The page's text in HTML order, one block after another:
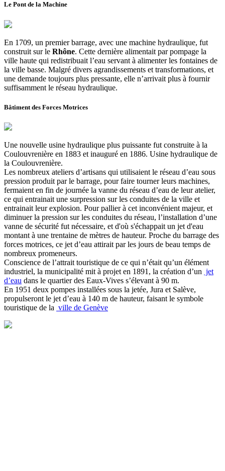
Le Pont de la Machine
En 1709, un premier barrage, avec une machine hydraulique, fut
construit sur le Rhône. Cette dernière alimentait par pompage la
ville haute qui redistribuait l’eau servant à alimenter les fontaines de
la ville basse. Malgré divers agrandissements et transformations, et
une demande toujours plus pressante, elle n’arrivait plus à fournir
suffisamment le réseau hydraulique.
Bâtiment des Forces Motrices
Une nouvelle usine hydraulique plus puissante fut construite à la
Coulouvrenière en 1883 et inauguré en 1886. Usine hydraulique de
la Coulouvrenière.
Les nombreux ateliers d’artisans qui utilisaient le réseau d’eau sous
pression produit par le barrage, pour faire tourner leurs machines,
fermaient en fin de journée la vanne du réseau d’eau de leur atelier,
ce qui entrainait une surpression sur les conduites de la ville et
entrainait leur explosion. Pour pallier à cet inconvénient majeur, et
diminuer la pression sur les conduites du réseau, l’installation d’une
vanne de sécurité fut nécessaire, et d'où s'échappait un jet d'eau
montant à une trentaine de mètres de hauteur. Proche du barrage des
forces motrices, ce jet d’eau attirait par les jours de beau temps de
nombreux promeneurs.
Conscience de l’attrait touristique de ce qui n’était qu’un élément
industriel, la municipalité mit à projet en 1891, la création d’un jet
d’eau dans le quartier des Eaux-Vives s’élevant à 90 m.
En 1951 deux pompes installées sous la jetée, Jura et Salève,
propulseront le jet d’eau à 140 m de hauteur, faisant le symbole
touristique de la ville de Genève